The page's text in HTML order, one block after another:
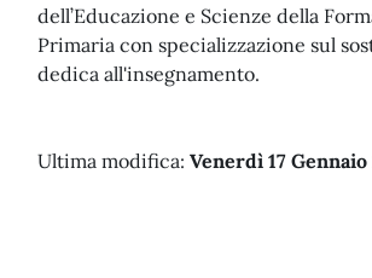
dell’Educazione e Scienze della
Primaria con specializzazione sul
dedica all'insegnamento.
Ultima modifica: Venerdì 17 Gennaio